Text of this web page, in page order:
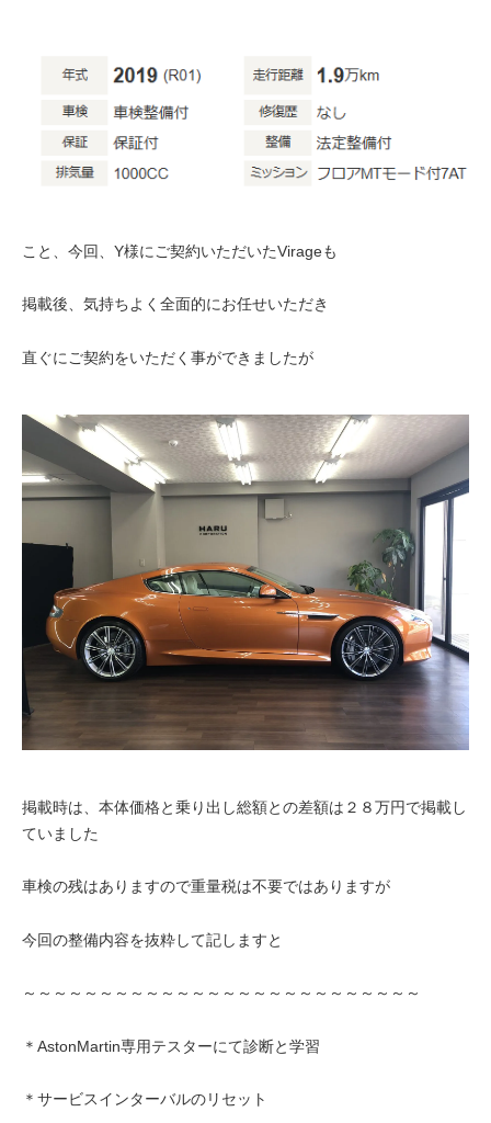
こと、今回、Y様にご契約いただいたVirageも
掲載後、気持ちよく全面的にお任せいただき
直ぐにご契約をいただく事ができましたが
掲載時は、本体価格と乗り出し総額との差額は２８万円で掲載し
ていました
車検の残はありますので重量税は不要ではありますが
今回の整備内容を抜粋して記しますと
～～～～～～～～～～～～～～～～～～～～～～～～～～
＊AstonMartin専用テスターにて診断と学習
＊サービスインターバルのリセット